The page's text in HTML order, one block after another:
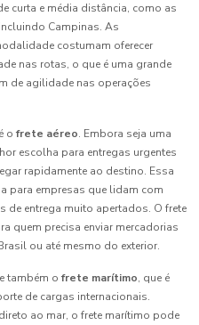
curta e média distância, como as
Campinas. As
costumam oferecer
nas rotas, o que é uma grande
de agilidade nas operações
o frete aéreo. Embora seja uma
escolha para entregas urgentes
rapidamente ao destino. Essa
para empresas que lidam com
de entrega muito apertados. O frete
quem precisa enviar mercadorias
ou até mesmo do exterior.
também o frete marítimo, que é
de cargas internacionais.
ao mar, o frete marítimo pode